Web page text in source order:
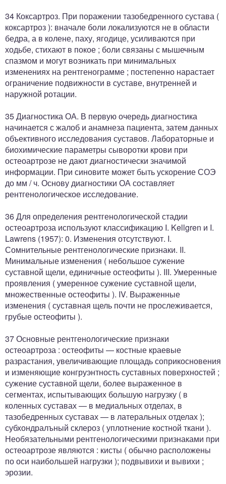
34 Коксартроз. При поражении тазобедренного сустава (
коксартроз ): вначале боли локализуются не в области
бедра, а в колене, паху, ягодице, усиливаются при
ходьбе, стихают в покое ; боли связаны с мышечным
спазмом и могут возникать при минимальных
изменениях на рентгенограмме ; постепенно нарастает
ограничение подвижности в суставе, внутренней и
наружной ротации.
35 Диагностика ОА. В первую очередь диагностика
начинается с жалоб и анамнеза пациента, затем данных
объективного исследования суставов. Лабораторные и
биохимические параметры сыворотки крови при
остеоартрозе не дают диагностически значимой
информации. При синовите может быть ускорение СОЭ
до мм / ч. Основу диагностики ОА составляет
рентгенологическое исследование.
36 Для определения рентгенологической стадии
остеоартроза используют классификацию I. Kellgren и I.
Lawrens (1957): 0. Изменения отсутствуют. I.
Сомнительные рентгенологические признаки. II.
Минимальные изменения ( небольшое сужение
суставной щели, единичные остеофиты ). III. Умеренные
проявления ( умеренное сужение суставной щели,
множественные остеофиты ). IV. Выраженные
изменения ( суставная щель почти не прослеживается,
грубые остеофиты ).
37 Основные рентгенологические признаки
остеоартроза : остеофиты — костные краевые
разрастания, увеличивающие площадь соприкосновения
и изменяющие конгруэнтность суставных поверхностей ;
сужение суставной щели, более выраженное в
сегментах, испытывающих большую нагрузку ( в
коленных суставах — в медиальных отделах, в
тазобедренных суставах — в латеральных отделах );
субхондралъный склероз ( уплотнение костной ткани ).
Необязательными рентгенологическими признаками при
остеоартрозе являются : кисты ( обычно расположены
по оси наибольшей нагрузки ); подвывихи и вывихи ;
эрозии.